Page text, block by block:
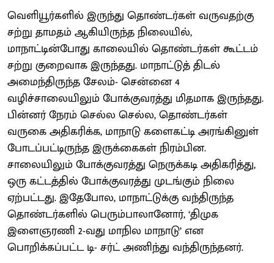
வெளியூர்களில் இருந்து தொண்டர்கள் வருவதற்கு
சற்று தாமதம் ஆகியிருந்த நிலையில்,
மாநாட்டின்போது காலையில் தொண்டர்கள் கூட்டம்
சற்று குறைவாக இருந்தது. மாநாட்டுத் திடல்
அமைந்திருந்த சேலம்- சென்னை 4
வழிச்சாலையிலும் போக்குவரத்து மிதமாக இருந்தது.
பின்னர் நேரம் செல்ல செல்ல, தொண்டர்கள்
வருகை அதிகரிக்க, மாநாடு களைகட்டி அரங்கினுள்
போடப்பட்டிருந்த இருக்கைகள் நிரம்பின.
சாலையிலும் போக்குவரத்து நெருக்கடி அதிகரித்து,
ஒரு கட்டத்தில் போக்குவரத்து முடங்கும் நிலை
ஏற்பட்டது. இதேபோல, மாநாட்டுக்கு வந்திருந்த
தொண்டர்களில் பெரும்பாலானோர், ‘திமுக
இளைஞரணி 2-வது மாநில மாநாடு’ என
பொறிக்கப்பட்ட டி- சர்ட் அணிந்து வந்திருந்தனர்.